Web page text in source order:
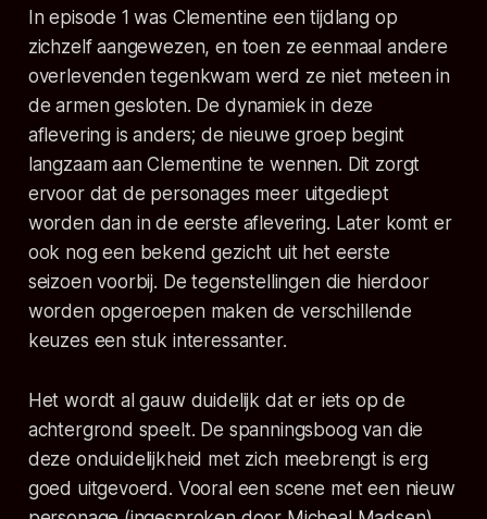
In episode 1 was Clementine een tijdlang op
zichzelf aangewezen, en toen ze eenmaal andere
overlevenden tegenkwam werd ze niet meteen in
de armen gesloten. De dynamiek in deze
aflevering is anders; de nieuwe groep begint
langzaam aan Clementine te wennen. Dit zorgt
ervoor dat de personages meer uitgediept
worden dan in de eerste aflevering. Later komt er
ook nog een bekend gezicht uit het eerste
seizoen voorbij. De tegenstellingen die hierdoor
worden opgeroepen maken de verschillende
keuzes een stuk interessanter.
Het wordt al gauw duidelijk dat er iets op de
achtergrond speelt. De spanningsboog van die
deze onduidelijkheid met zich meebrengt is erg
goed uitgevoerd. Vooral een scene met een nieuw